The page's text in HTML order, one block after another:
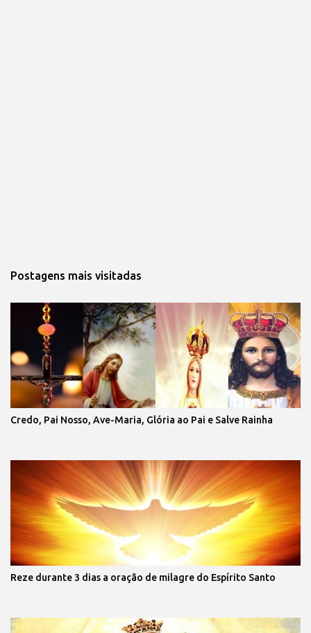
Postagens mais visitadas
Credo, Pai Nosso, Ave-Maria, Glória ao Pai e Salve Rainha
Reze durante 3 dias a oração de milagre do Espírito Santo